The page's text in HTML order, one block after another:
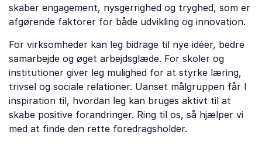
skaber engagement, nysgerrighed og tryghed, som er
afgørende faktorer for både udvikling og innovation.
For virksomheder kan leg bidrage til nye idéer, bedre
samarbejde og øget arbejdsglæde. For skoler og
institutioner giver leg mulighed for at styrke læring,
trivsel og sociale relationer. Uanset målgruppen får I
inspiration til, hvordan leg kan bruges aktivt til at
skabe positive forandringer. Ring til os, så hjælper vi
med at finde den rette foredragsholder.